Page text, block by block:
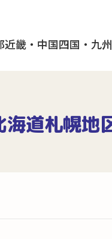
近畿・中国四国・九州
海道札幌地